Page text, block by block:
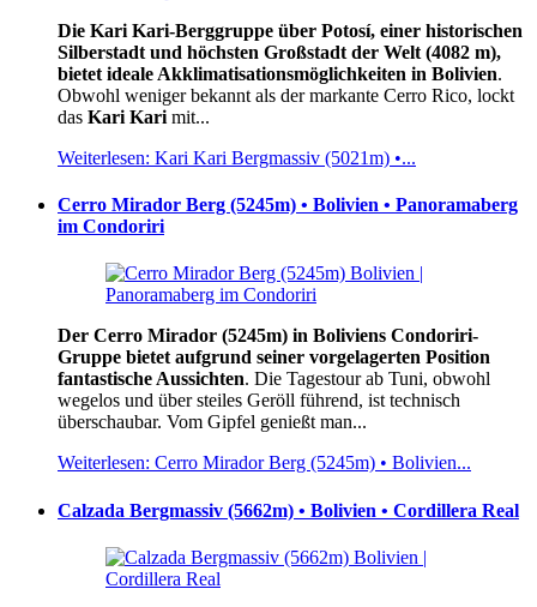
Die Kari Kari-Berggruppe über Potosí, einer historischen
Silberstadt und höchsten Großstadt der Welt (4082 m),
bietet ideale Akklimatisationsmöglichkeiten in Bolivien.
Obwohl weniger bekannt als der markante Cerro Rico, lockt
das Kari Kari mit...
Weiterlesen: Kari Kari Bergmassiv (5021m) •...
Cerro Mirador Berg (5245m) • Bolivien • Panoramaberg
im Condoriri
Der Cerro Mirador (5245m) in Boliviens Condoriri-
Gruppe bietet aufgrund seiner vorgelagerten Position
fantastische Aussichten. Die Tagestour ab Tuni, obwohl
wegelos und über steiles Geröll führend, ist technisch
überschaubar. Vom Gipfel genießt man...
Weiterlesen: Cerro Mirador Berg (5245m) • Bolivien...
Calzada Bergmassiv (5662m) • Bolivien • Cordillera Real